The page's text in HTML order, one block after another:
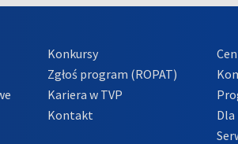
Konkursy
Zgłoś program (ROPAT)
Kariera w TVP
Kontakt